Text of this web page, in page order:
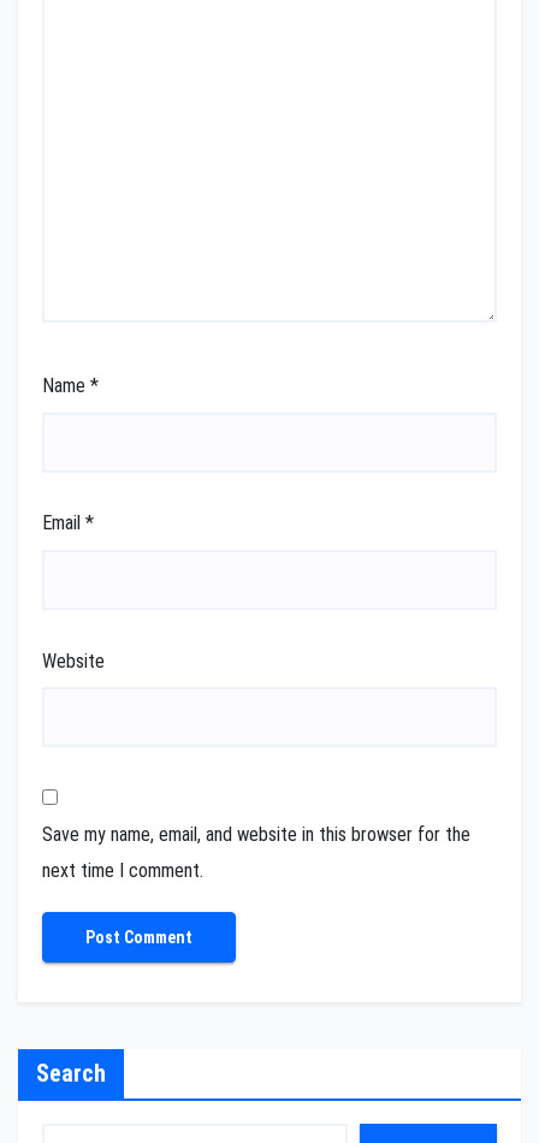
Name *
Email *
Website
Save my name, email, and website in this browser for the
next time I comment.
Search